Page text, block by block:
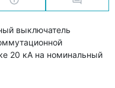
выключатель
20 кА на номинальный